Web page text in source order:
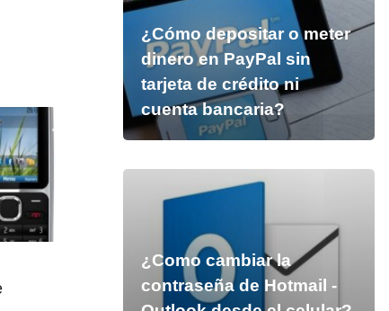
¿Cómo depositar o meter
dinero en PayPal sin
tarjeta de crédito ni
cuenta bancaria?
¿Como cambiar la
contraseña de Hotmail -